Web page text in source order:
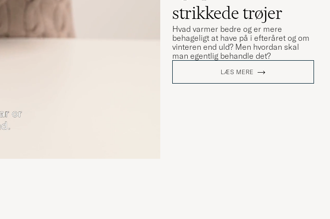
strikkede trøjer
Hvad varmer bedre og er mere
behageligt at have på i efteråret og om
vinteren end uld? Men hvordan skal
man egentlig behandle det?
LÆS MERE